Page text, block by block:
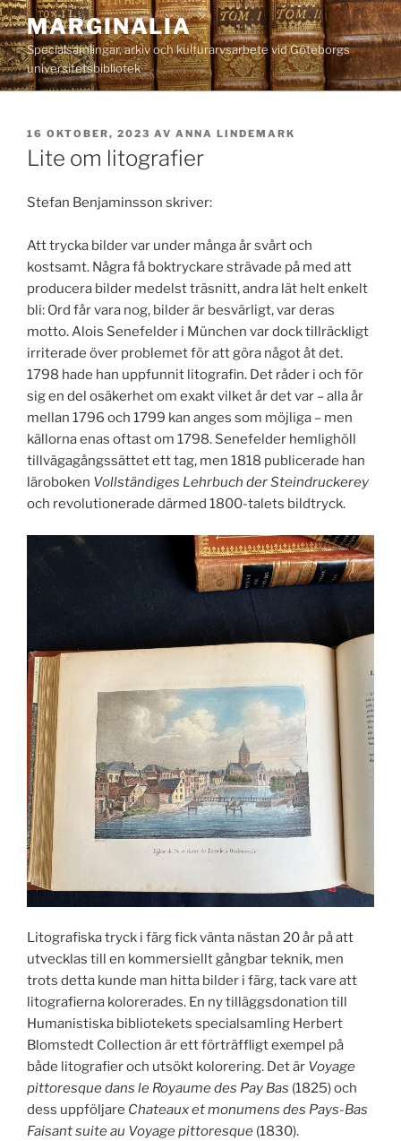
Hoppa
till
innehåll
MARGINALIA
Specialsamlingar, arkiv och kulturarvsarbete vid Göteborgs
universitetsbibliotek
PUBLICERAT
16 OKTOBER, 2023 AV ANNA LINDEMARK
Lite om litografier
Stefan Benjaminsson skriver:
Att trycka bilder var under många år svårt och
kostsamt. Några få boktryckare strävade på med att
producera bilder medelst träsnitt, andra lät helt enkelt
bli: Ord får vara nog, bilder är besvärligt, var deras
motto. Alois Senefelder i München var dock tillräckligt
irriterade över problemet för att göra något åt det.
1798 hade han uppfunnit litografin. Det råder i och för
sig en del osäkerhet om exakt vilket år det var – alla år
mellan 1796 och 1799 kan anges som möjliga – men
källorna enas oftast om 1798. Senefelder hemlighöll
tillvägagångssättet ett tag, men 1818 publicerade han
läroboken Vollständiges Lehrbuch der Steindruckerey
och revolutionerade därmed 1800-talets bildtryck.
Litografiska tryck i färg fick vänta nästan 20 år på att
utvecklas till en kommersiellt gångbar teknik, men
trots detta kunde man hitta bilder i färg, tack vare att
litografierna kolorerades. En ny tilläggsdonation till
Humanistiska bibliotekets specialsamling Herbert
Blomstedt Collection är ett förträffligt exempel på
både litografier och utsökt kolorering. Det är Voyage
pittoresque dans le Royaume des Pay Bas (1825) och
dess uppföljare Chateaux et monumens des Pays-Bas
Faisant suite au Voyage pittoresque (1830).